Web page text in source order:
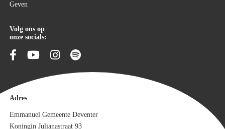
Geven
Volg ons op
onze socials:
Adres
Emmanuel Gemeente Deventer
Koningin Julianastraat 93